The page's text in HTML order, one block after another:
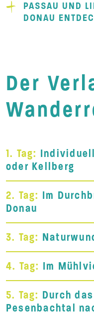
PASSAU UND
DONAU
Der
1. Tag:
oder Kellberg
2. Tag: Im
Donau
3. Tag:
4. Tag: Im
5. Tag: Durch
Pesenbachtal